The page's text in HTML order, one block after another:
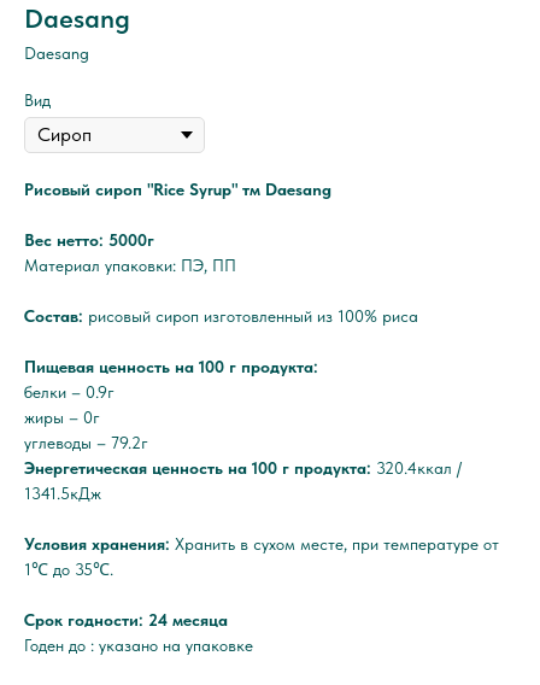
Daesang
Daesang
Вид
Рисовый сироп "Rice Syrup" тм Daesang
Вес нетто: 5000г
Материал упаковки: ПЭ, ПП
Состав: рисовый сироп изготовленный из 100% риса
Пищевая ценность на 100 г продукта:
белки – 0.9г
жиры – 0г
углеводы – 79.2г
Энергетическая ценность на 100 г продукта: 320.4ккал /
1341.5кДж
Условия хранения: Хранить в сухом месте, при температуре от
1℃ до 35℃.
Срок годности: 24 месяца
Годен до : указано на упаковке